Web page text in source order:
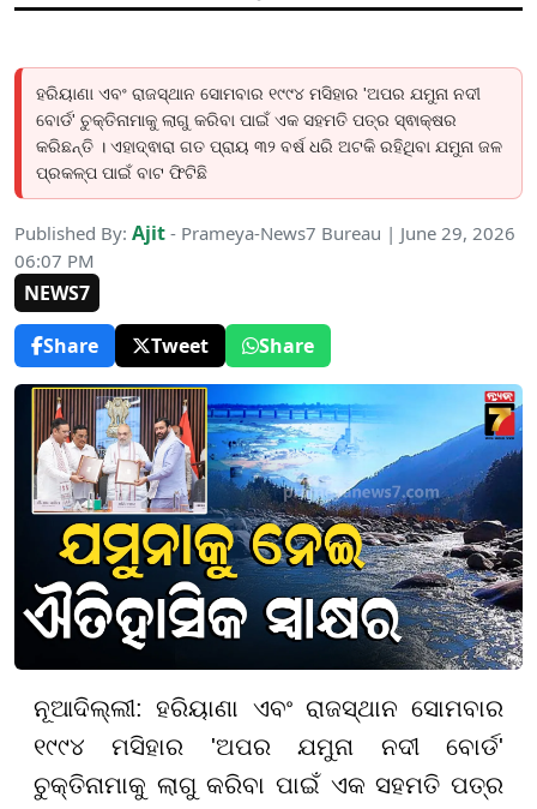
ହରିୟାଣା ଏବଂ ରାଜସ୍ଥାନ ସୋମବାର ୧୯୯୪ ମସିହାର 'ଅପର ଯମୁନା ନଦୀ
ବୋର୍ଡ' ଚୁକ୍ତିନାମାକୁ ଲାଗୁ କରିବା ପାଇଁ ଏକ ସହମତି ପତ୍ର ସ୍ଵାକ୍ଷର
କରିଛନ୍ତି । ଏହାଦ୍ଵାରା ଗତ ପ୍ରାୟ ୩୨ ବର୍ଷ ଧରି ଅଟକି ରହିଥିବା ଯମୁନା ଜଳ
ପ୍ରକଳ୍ପ ପାଇଁ ବାଟ ଫିଟିଛି
Published By: Ajit - Prameya-News7 Bureau | June 29, 2026
06:07 PM
NEWS7
Share
Tweet Share
ନୂଆଦିଲ୍ଲୀ: ହରିୟାଣା ଏବଂ ରାଜସ୍ଥାନ ସୋମବାର
୧୯୯୪ ମସିହାର 'ଅପର ଯମୁନା ନଦୀ ବୋର୍ଡ'
ଚୁକ୍ତିନାମାକୁ ଲାଗୁ କରିବା ପାଇଁ ଏକ ସହମତି ପତ୍ର